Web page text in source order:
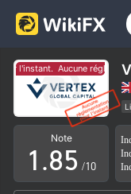
l'instant. Aucune
Note
0
1.
4
5
6
7
8
1
2
3
4
5 /10